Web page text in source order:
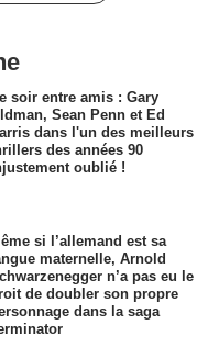
soir entre amis : Gary
Sean Penn et Ed
dans l'un des meilleurs
des années 90
oublié !
si l’allemand est sa
maternelle, Arnold
n’a pas eu le
de doubler son propre
dans la saga